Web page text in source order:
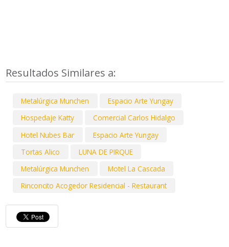
Resultados Similares a:
Metalúrgica Munchen
Espacio Arte Yungay
Hospedaje Katty
Comercial Carlos Hidalgo
Hotel Nubes Bar
Espacio Arte Yungay
Tortas Alico
LUNA DE PIRQUE
Metalúrgica Munchen
Motel La Cascada
Rinconcito Acogedor Residencial - Restaurant